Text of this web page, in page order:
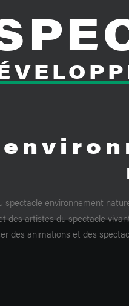
environnement
des artistes du spectacle
des animations et des